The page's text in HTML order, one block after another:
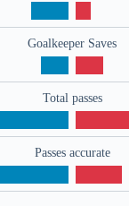
Goalkeeper Saves
Total passes
Passes accurate